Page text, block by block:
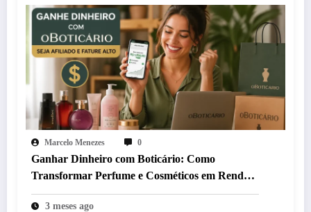
Marcelo Menezes 0
Ganhar Dinheiro com Boticário: Como
Transformar Perfume e Cosméticos em Renda
Real
3 meses ago